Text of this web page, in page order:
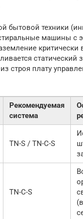
бытовой техники
машины с
критически
статический
строя плату
Рекомендуемая
система
TN-S / TN-C-S
TN-C-S